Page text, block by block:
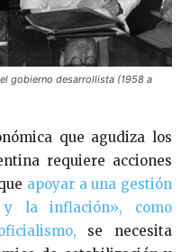
gobierno desarrollista (1958 a
que agudiza los
requiere acciones
apoyar a una gestión
la inflación», como
se necesita